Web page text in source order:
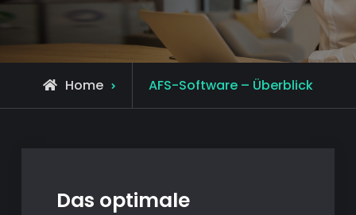
Home AFS-Software – Überblick
Das optimale